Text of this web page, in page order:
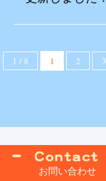
1 / 8 1 2 3
お問い合わせ